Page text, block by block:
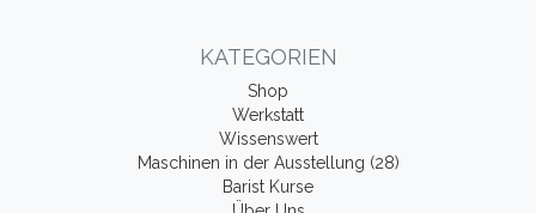
KATEGORIEN
Shop
Werkstatt
Wissenswert
Maschinen in der Ausstellung (28)
Barist Kurse